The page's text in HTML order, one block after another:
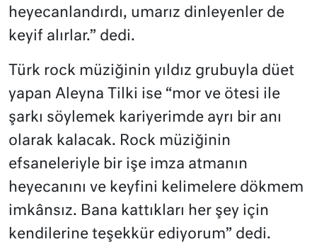
heyecanlandırdı, umarız dinleyenler de
keyif alırlar.” dedi.
Türk rock müziğinin yıldız grubuyla düet
yapan Aleyna Tilki ise “mor ve ötesi ile
şarkı söylemek kariyerimde ayrı bir anı
olarak kalacak. Rock müziğinin
efsaneleriyle bir işe imza atmanın
heyecanını ve keyfini kelimelere dökmem
imkânsız. Bana kattıkları her şey için
kendilerine teşekkür ediyorum” dedi.